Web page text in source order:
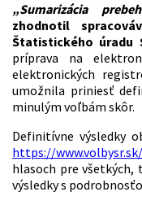
„Sumarizácia
zhodnotil
Štatistického úradu
príprava na
elektronických
umožnila priniesť
minulým voľbám skôr.
Definitívne výsledky
https://
hlasoch pre všetkých,
výsledky s